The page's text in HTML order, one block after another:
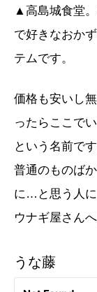
▲高島城食堂
で好きなおか
テムです。
価格も安いし
ったらここで
という名前で
普通のものば
に…と思う人
ウナギ屋さん
うな藤